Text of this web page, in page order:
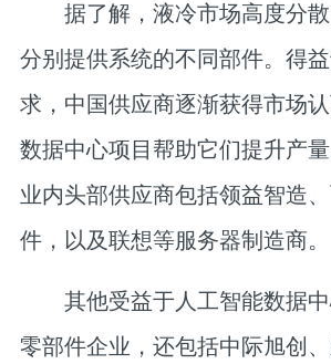
据了解，液冷市场高度分散
分别提供系统的不同部件。得
求，中国供应商逐渐获得市场
数据中心项目帮助它们提升产量
业内头部供应商包括领益智造
件，以及联想等服务器制造商。
其他受益于人工智能数据中
零部件企业，还包括中际旭创